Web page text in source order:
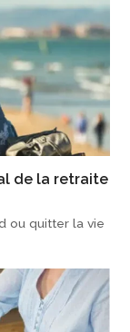
de la retraite
ou quitter la vie